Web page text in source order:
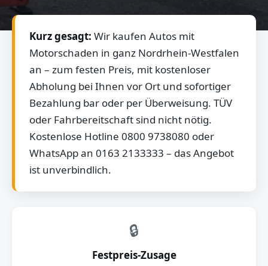
Kurz gesagt: Wir kaufen Autos mit
Motorschaden in ganz Nordrhein-Westfalen
an – zum festen Preis, mit kostenloser
Abholung bei Ihnen vor Ort und sofortiger
Bezahlung bar oder per Überweisung. TÜV
oder Fahrbereitschaft sind nicht nötig.
Kostenlose Hotline 0800 9738080 oder
WhatsApp an 0163 2133333 – das Angebot
ist unverbindlich.
🔒
Festpreis-Zusage